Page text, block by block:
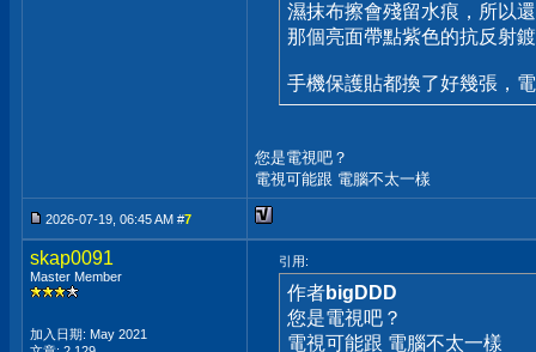
濕抹布擦會殘留水痕，所以
那個亮面帶點紫色的抗反射
手機保護貼都換了好幾張，
您是電視吧？
電視可能跟 電腦不太一樣
2026-07-19, 06:45 AM #7
skap0091
Master Member
加入日期: May 2021
引用:
作者bigDDD
您是電視吧？
電視可能跟 電腦不太一樣